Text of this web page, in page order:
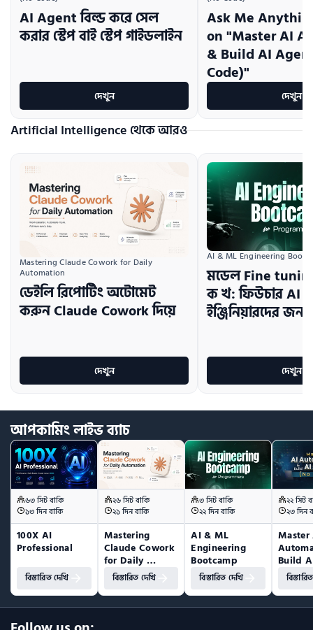
AI Agent বিল্ড করে সেল
করার স্টেপ বাই স্টেপ গাইডলাইন
দেখুন
Ask Me
on "Master AI
& Build AI
Code)"
দেখুন
Artificial Intelligence থেকে আরও
Mastering Claude Cowork for Daily
Automation
ডেইলি রিপোর্টিং অটোমেট
করুন Claude Cowork দিয়ে
দেখুন
AI & ML Engineering
মডেল Fine
ক খ: ফিউচার AI
ইঞ্জিনিয়ারদের জন্য
দেখুন
আপকামিংলাইভব্যাচ
৬৩ সিট বাকি
১৩ দিন বাকি
100X AI
Professional
বিস্তারিত দেখি
২৬ সিট বাকি
২১ দিন বাকি
Mastering
Claude Cowork
for Daily
Automation
বিস্তারিত দেখি
৩ সিট বাকি
২২ দিন বাকি
AI & ML
Engineering
Bootcamp
বিস্তারিত দেখি
২২ সিট
২৩ দিন
Master
Build
(No